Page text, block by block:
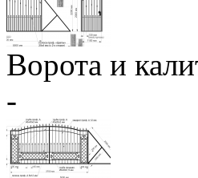
Ворота и
-